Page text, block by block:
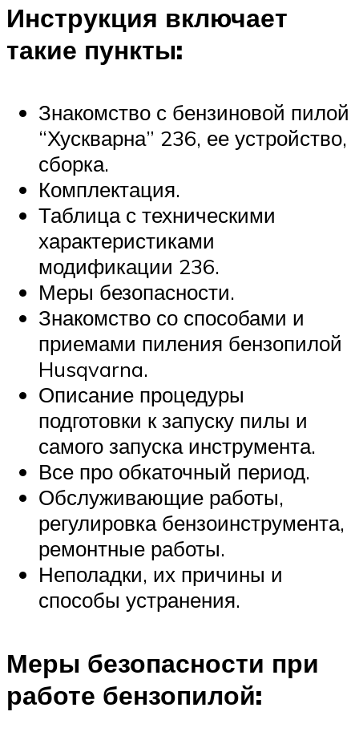
Инструкция включает
такие пункты:
Знакомство с бензиновой пилой
“Хускварна” 236, ее устройство,
сборка.
Комплектация.
Таблица с техническими
характеристиками
модификации 236.
Меры безопасности.
Знакомство со способами и
приемами пиления бензопилой
Husqvarna.
Описание процедуры
подготовки к запуску пилы и
самого запуска инструмента.
Все про обкаточный период.
Обслуживающие работы,
регулировка бензоинструмента,
ремонтные работы.
Неполадки, их причины и
способы устранения.
Меры безопасности при
работе бензопилой: